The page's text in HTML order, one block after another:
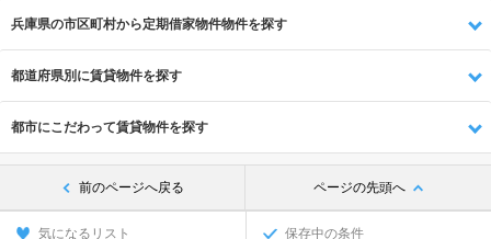
兵庫県の市区町村から定期借家物件物件を探す
都道府県別に賃貸物件を探す
都市にこだわって賃貸物件を探す
前のページへ戻る ページの先頭へ
気になるリスト 保存中の条件